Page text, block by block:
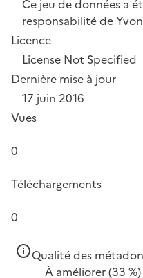
Ce jeu de données a
responsabilité de
Licence
License Not Specified
Dernière mise à jour
17 juin 2016
Vues
0
Téléchargements
0
Qualité des
À améliorer(33 %)